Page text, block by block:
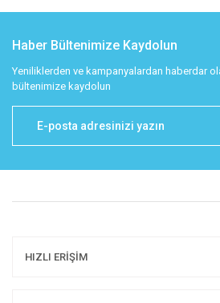
Haber Bültenimize Kaydolun
Yeniliklerden ve kampanyalardan haberdar
bültenimize kaydolun
HIZLI ERİŞİM